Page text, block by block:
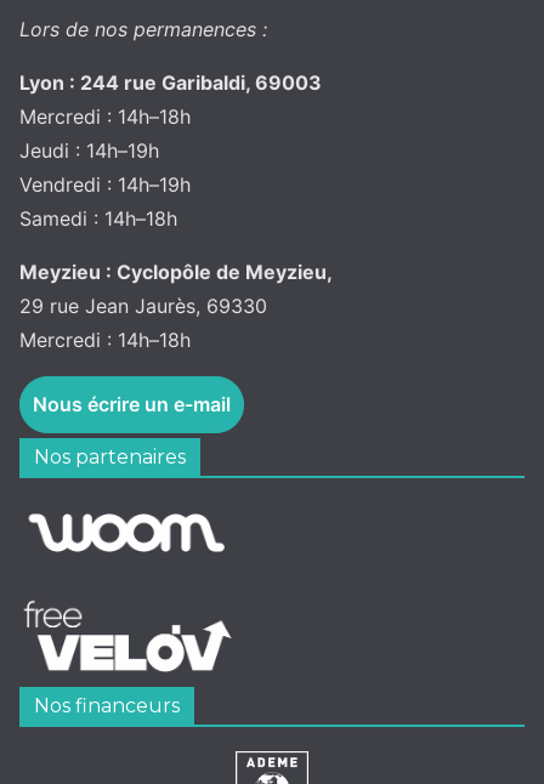
Lors de nos permanences :
Lyon : 244 rue Garibaldi, 69003
Mercredi : 14h–18h
Jeudi : 14h–19h
Vendredi : 14h–19h
Samedi : 14h–18h
Meyzieu : Cyclopôle de Meyzieu,
29 rue Jean Jaurès, 69330
Mercredi : 14h–18h
Nous écrire un e-mail
Nos partenaires
Nos financeurs